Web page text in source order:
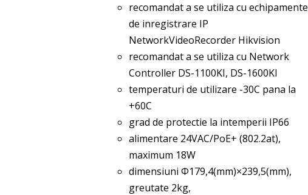
recomandat a se utiliza cu echipamente
de inregistrare IP
NetworkVideoRecorder Hikvision
recomandat a se utiliza cu Network
Controller DS-1100KI, DS-1600KI
temperaturi de utilizare -30C pana la
+60C
grad de protectie la intemperii IP66
alimentare 24VAC/PoE+ (802.2at),
maximum 18W
dimensiuni Φ179,4(mm)×239,5(mm),
greutate 2kg,